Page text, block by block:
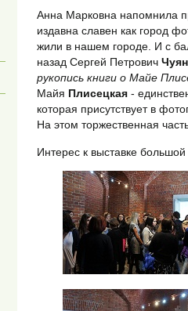
Анна Марковна напомнила
издавна славен как город
жили в нашем городе. И с
назад Сергей Петрович
рукопись книги о Майе
Майя Плисецкая -
которая присутствует в
На этом торжественная
Интерес к выставке